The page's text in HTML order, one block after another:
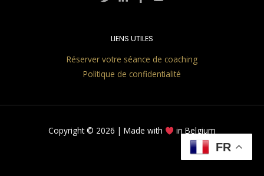
LIENS UTILES
Réserver votre séance de coaching
Politique de confidentialité
Copyright © 2026 | Made with in Belgium
FR